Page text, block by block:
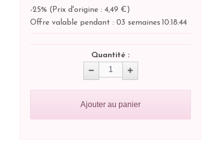
-25% ( Prix d'origine : 4,49 €)
Offre valable pendant : 03 semaines 10:18:43
Quantité :
Ajouter au panier